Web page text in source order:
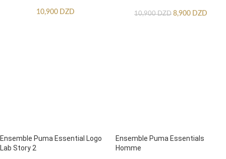
10,900 DZD 10,900DZD 8,900 DZD
Ensemble Puma Essential Logo
Lab Story 2
Ensemble Puma Essentials
Homme